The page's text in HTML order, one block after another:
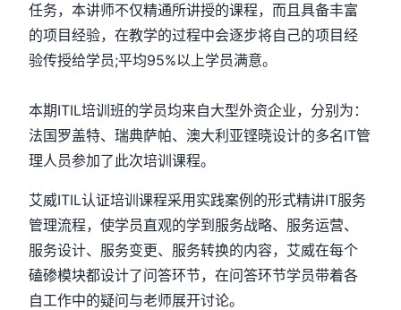
任务，本讲师不仅精通所讲授的课程，而且具备丰富
的项目经验，在教学的过程中会逐步将自己的项目经
验传授给学员;平均95%以上学员满意。
本期ITIL培训班的学员均来自大型外资企业，分别为：
法国罗盖特、瑞典萨帕、澳大利亚铿晓设计的多名IT管
理人员参加了此次培训课程。
艾威ITIL认证培训课程采用实践案例的形式精讲IT服务
管理流程，使学员直观的学到服务战略、服务运营、
服务设计、服务变更、服务转换的内容，艾威在每个
磕碜模块都设计了问答环节，在问答环节学员带着各
自工作中的疑问与老师展开讨论。